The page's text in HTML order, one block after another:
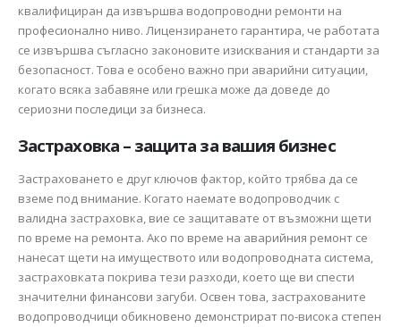
квалифициран да извършва водопроводни ремонти на
професионално ниво. Лицензирането гарантира, че работата
се извършва съгласно законовите изисквания и стандарти за
безопасност. Това е особено важно при аварийни ситуации,
когато всяка забавяне или грешка може да доведе до
сериозни последици за бизнеса.
Застраховка – защита за вашия бизнес
Застраховането е друг ключов фактор, който трябва да се
вземе под внимание. Когато наемате водопроводчик с
валидна застраховка, вие се защитавате от възможни щети
по време на ремонта. Ако по време на аварийния ремонт се
нанесат щети на имуществото или водопроводната система,
застраховката покрива тези разходи, което ще ви спести
значителни финансови загуби. Освен това, застрахованите
водопроводчици обикновено демонстрират по-висока степен